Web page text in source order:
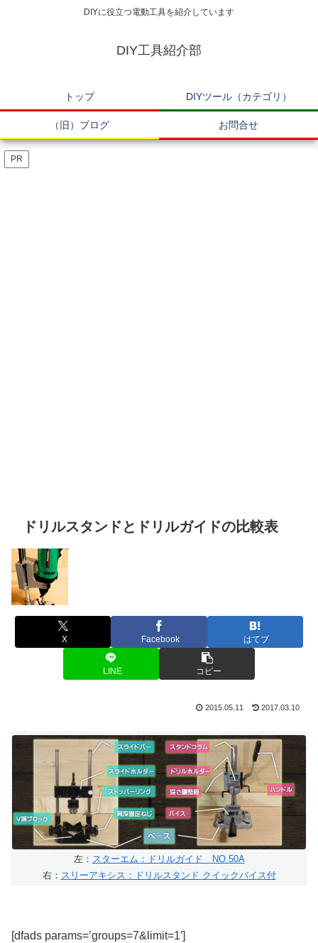
DIYに役立つ電動工具を紹介しています
DIY工具紹介部
トップ DIYツール（カテゴリ）
（旧）ブログ お問合せ
PR
ドリルスタンドとドリルガイドの比較表
X Facebook はてブ
LINE コピー
2015.05.11 2017.03.10
左： スターエム：ドリルガイド NO.50A
右： スリーアキシス：ドリルスタンド クイックバイス付
[dfads params=’groups=7&limit=1′]